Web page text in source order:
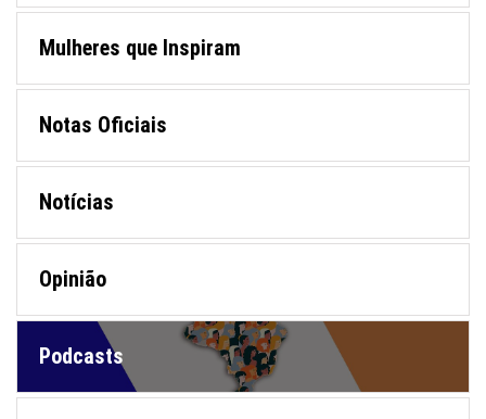
Mulheres que Inspiram
Notas Oficiais
Notícias
Opinião
Podcasts